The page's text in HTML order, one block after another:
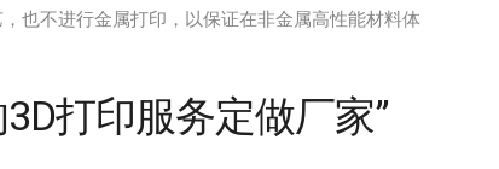
也不进行金属打印，以保证在非金属高性能材料体
打印服务定做厂家”